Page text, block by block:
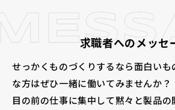
求職者へのメッセ
せっかくものづくりするなら面白い
な方はぜひ一緒に働いてみませんか？
目の前の仕事に集中して黙々と製品